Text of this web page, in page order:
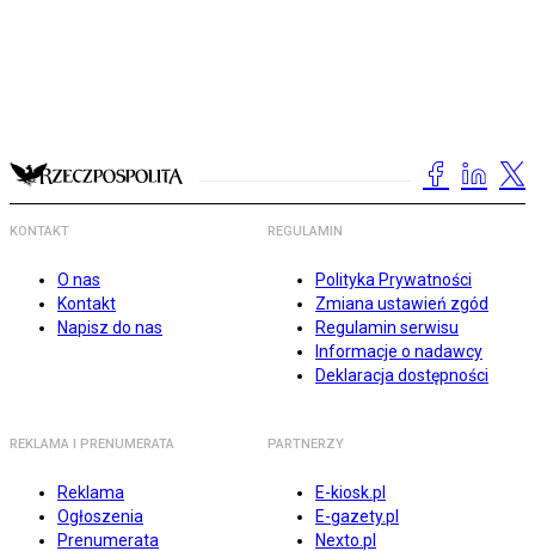
KONTAKT
O nas
Kontakt
Napisz do nas
REGULAMIN
Polityka Prywatności
Zmiana ustawień zgód
Regulamin serwisu
Informacje o nadawcy
Deklaracja dostępności
REKLAMA I PRENUMERATA
Reklama
Ogłoszenia
Prenumerata
PARTNERZY
E-kiosk.pl
E-gazety.pl
Nexto.pl